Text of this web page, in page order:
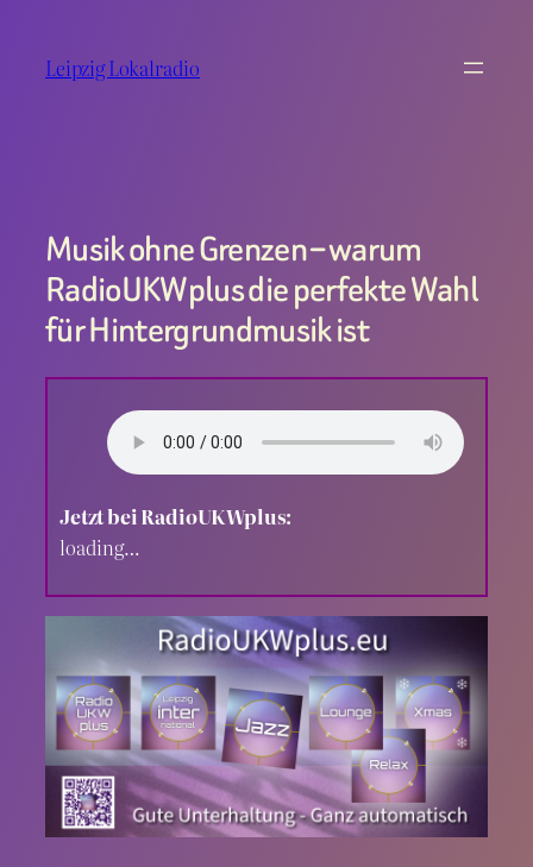
Inhalt
springen
Leipzig Lokalradio
Musik ohne Grenzen – warum
RadioUKWplus die perfekte Wahl
für Hintergrundmusik ist
Jetzt bei RadioUKWplus:
loading…